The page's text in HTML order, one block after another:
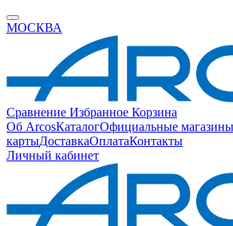
МОСКВА
Сравнение Избранное Корзина
Об ArcosКаталогОфициальные магазины
картыДоставкаОплатаКонтакты
Личный кабинет